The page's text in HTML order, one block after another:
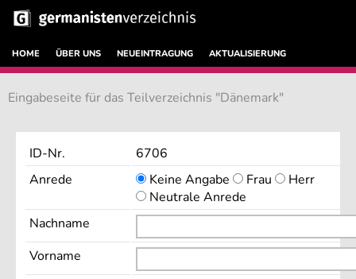
HOME ÜBER UNS NEUEINTRAGUNG AKTUALISIERUNG
Eingabeseite für das Teilverzeichnis "Dänemark"
ID-Nr.
6706
Anrede
Keine Angabe Frau
Herr
Neutrale Anrede
Nachname
Vorname